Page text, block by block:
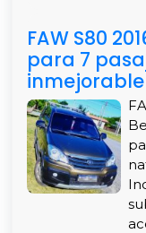
FAW S80
para 7
inmejorable